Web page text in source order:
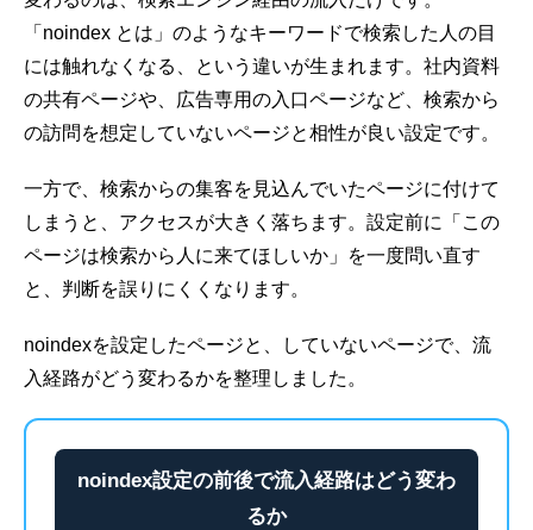
「noindex とは」のようなキーワードで検索した人の目
には触れなくなる、という違いが生まれます。社内資料
の共有ページや、広告専用の入口ページなど、検索から
の訪問を想定していないページと相性が良い設定です。
一方で、検索からの集客を見込んでいたページに付けて
しまうと、アクセスが大きく落ちます。設定前に「この
ページは検索から人に来てほしいか」を一度問い直す
と、判断を誤りにくくなります。
noindexを設定したページと、していないページで、流
入経路がどう変わるかを整理しました。
noindex設定の前後で流入経路はどう変わ
るか